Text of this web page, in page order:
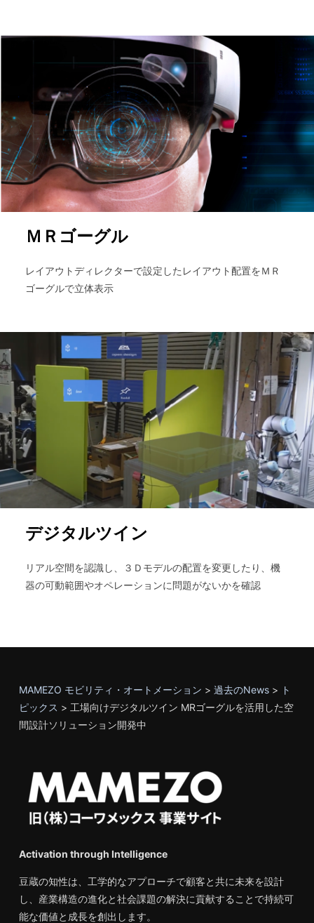
ＭＲゴーグル
レイアウトディレクターで設定したレイアウト配置をＭＲ
ゴーグルで立体表示
デジタルツイン
リアル空間を認識し、３Ｄモデルの配置を変更したり、機
器の可動範囲やオペレーションに問題がないかを確認
MAMEZO モビリティ・オートメーション > 過去のNews> ト
ピックス > 工場向けデジタルツイン MRゴーグルを活用した空
間設計ソリューション開発中
Activation through Intelligence
豆蔵の知性は、工学的なアプローチで顧客と共に未来を設計
し、産業構造の進化と社会課題の解決に貢献することで持続可
能な価値と成長を創出します。